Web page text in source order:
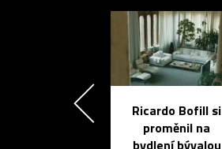
Ricardo Bofill si
proměnil na
bydlení bývalou